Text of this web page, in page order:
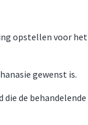
opstellen voor
gewenst is.
de